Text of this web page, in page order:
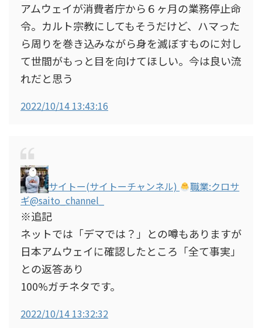
アムウェイが消費者庁から６ヶ月の業務停止命
令。カルト宗教にしてもそうだけど、ハマった
ら周りを巻き込みながら身を滅ぼすものに対し
て世間がもっと目を向けてほしい。今は良い流
れだと思う
2022/10/14 13:43:16
サイトー(サイトーチャンネル)
職業:クロサ
ギ@saito_channel_
※追記
ネットでは「デマでは？」との噂もありますが
日本アムウェイに確認したところ「全て事実」
との返答あり
100%ガチネタです。
2022/10/14 13:32:32